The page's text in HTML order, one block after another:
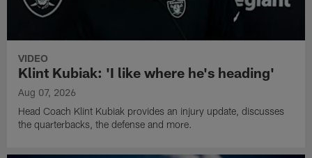
VIDEO
Klint Kubiak: 'I like where he's heading'
Aug 07, 2026
Head Coach Klint Kubiak provides an injury update, discusses
the quarterbacks, the defense and more.